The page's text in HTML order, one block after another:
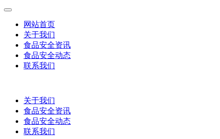
网站首页
关于我们
食品安全资讯
食品安全动态
联系我们
关于我们
食品安全资讯
食品安全动态
联系我们